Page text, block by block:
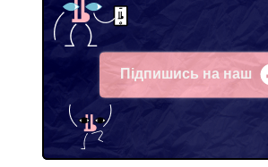
Підпишись на наш
Facebook